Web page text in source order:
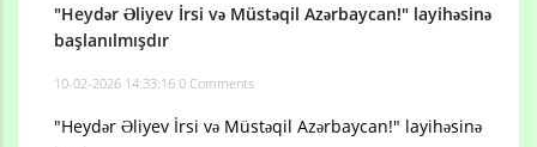
"Heydər Əliyev İrsi və Müstəqil Azərbaycan!" layihəsinə
başlanılmışdır
10-02-2026 14:33:16 0 Comments
"Heydər Əliyev İrsi və Müstəqil Azərbaycan!" layihəsinə